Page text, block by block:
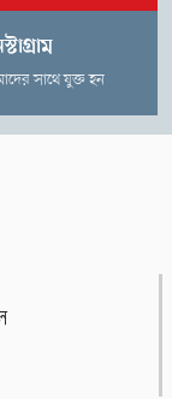
সাথে যুক্ত হন